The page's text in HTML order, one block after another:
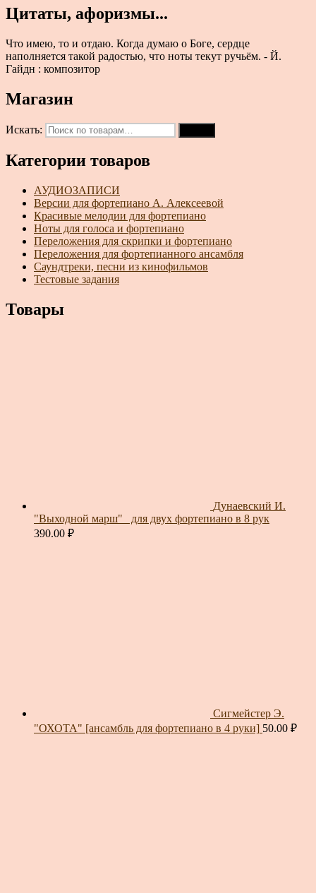
Цитаты, афоризмы...
Что имею, то и отдаю. Когда думаю о Боге, сердце
наполняется такой радостью, что ноты текут ручьём. - Й.
Гайдн : композитор
Магазин
Искать:
Категории товаров
АУДИОЗАПИСИ
Версии для фортепиано А. Алексеевой
Красивые мелодии для фортепиано
Ноты для голоса и фортепиано
Переложения для скрипки и фортепиано
Переложения для фортепианного ансамбля
Саундтреки, песни из кинофильмов
Тестовые задания
Товары
Дунаевский И.
"Выходной марш"_ для двух фортепиано в 8 рук
390.00 ₽
Сигмейстер Э.
"ОХОТА" [ансамбль для фортепиано в 4 руки] 50.00 ₽